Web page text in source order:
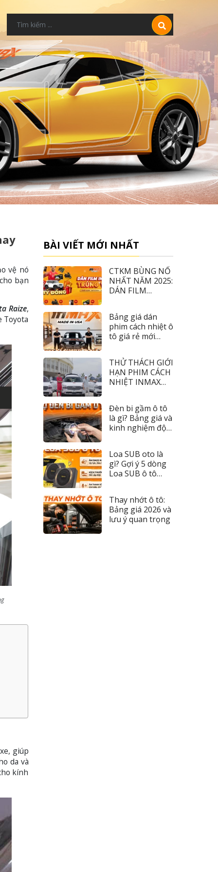
vệ nó
bạn
Raize,
Toyota
giúp
da và
kính
BÀI VIẾT MỚI NHẤT
CTKM BÙNG NỔ
NHẤT NĂM 2025:
DÁN FILM
Bảng giá dán
phim cách nhiệt ô
tô giá rẻ mới
THỬ THÁCH GIỚI
HẠN PHIM CÁCH
NHIỆT INMAX
DŨNG
Đèn bi gầm ô tô
là gì? Bảng giá và
kinh nghiệm độ
Loa SUB oto là
gì? Gợi ý 5 dòng
Loa SUB ô tô
Thay nhớt ô tô:
Bảng giá 2026 và
lưu ý quan trọng